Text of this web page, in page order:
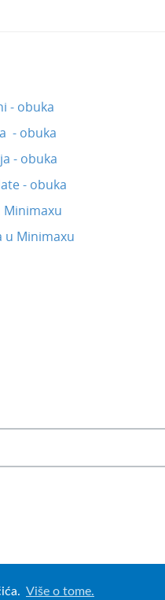
Više o tome.
- obuka
- obuka
- obuka
- obuka
Minimaxu
u Minimaxu